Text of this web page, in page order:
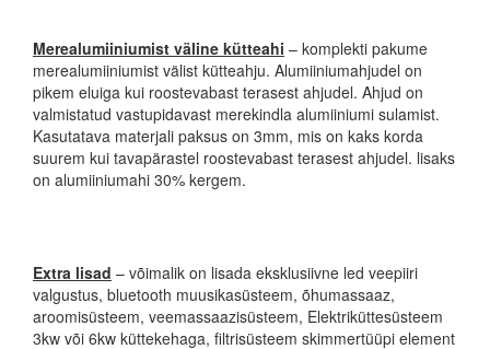
Merealumiiniumist väline kütteahi – komplekti pakume
merealumiiniumist välist kütteahju. Alumiiniumahjudel on
pikem eluiga kui roostevabast terasest ahjudel. Ahjud on
valmistatud vastupidavast merekindla alumiiniumi sulamist.
Kasutatava materjali paksus on 3mm, mis on kaks korda
suurem kui tavapärastel roostevabast terasest ahjudel. lisaks
on alumiiniumahi 30% kergem.
Extra lisad – võimalik on lisada eksklusiivne led veepiiri
valgustus, bluetooth muusikasüsteem, õhumassaaz,
aroomisüsteem, veemassaazisüsteem, Elektriküttesüsteem
3kw või 6kw küttekehaga, filtrisüsteem skimmertüüpi element